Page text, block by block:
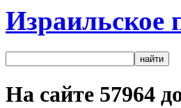
Израильское
На сайте 57964